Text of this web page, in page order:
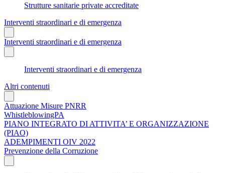
Strutture sanitarie private accreditate
Interventi straordinari e di emergenza
Interventi straordinari e di emergenza
Interventi straordinari e di emergenza
Altri contenuti
Attuazione Misure PNRR
WhistleblowingPA
PIANO INTEGRATO DI ATTIVITA’ E ORGANIZZAZIONE
(PIAO)
ADEMPIMENTI OIV 2022
Prevenzione della Corruzione